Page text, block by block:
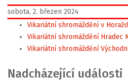
sobota, 2. březen 2024
Vikariátní shromáždění v
Vikariátní shromáždění Hradec
Vikariátní shromáždění
Nadcházející události